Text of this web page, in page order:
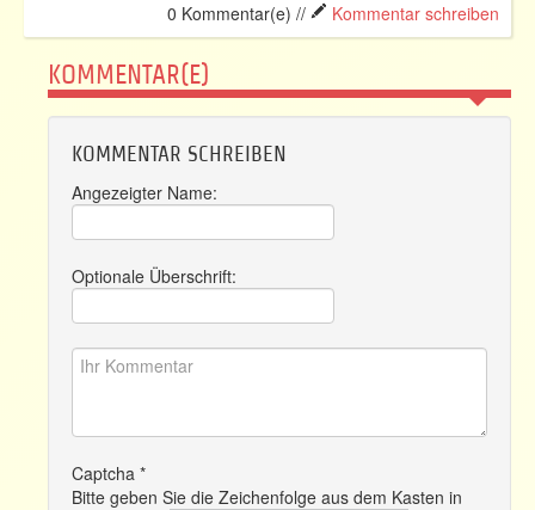
0 Kommentar(e) // Kommentar schreiben
KOMMENTAR(E)
KOMMENTAR SCHREIBEN
Angezeigter Name:
Optionale Überschrift:
Captcha *
Bitte geben Sie die Zeichenfolge aus dem Kasten in